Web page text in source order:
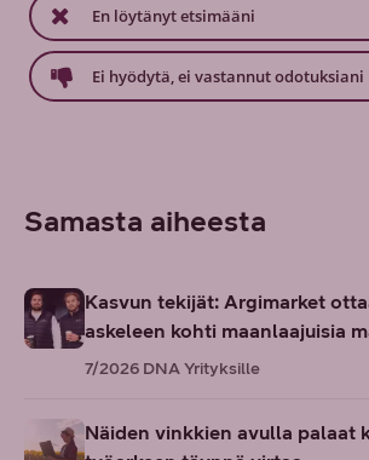
En löytänyt etsimääni
Ei hyödytä, ei vastannut odotuksiani
Samasta aiheesta
Kasvun tekijät: Argimarket
askeleen kohti maanlaajuisia
7/2026 DNA Yrityksille
Näiden vinkkien avulla palaat